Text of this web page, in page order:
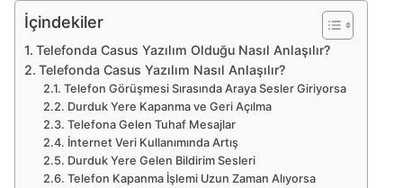
İçindekiler
Telefonda Casus Yazılım Olduğu Nasıl Anlaşılır?
Telefonda Casus Yazılım Nasıl Anlaşılır?
Telefon Görüşmesi Sırasında Araya Sesler Giriyorsa
Durduk Yere Kapanma ve Geri Açılma
Telefona Gelen Tuhaf Mesajlar
İnternet Veri Kullanımında Artış
Durduk Yere Gelen Bildirim Sesleri
Telefon Kapanma İşlemi Uzun Zaman Alıyorsa